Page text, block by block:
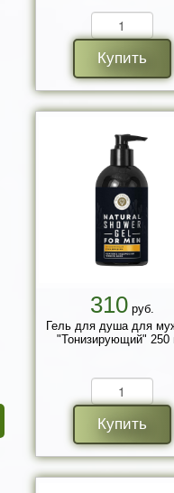
Купить
310руб.
Гель для душа для
"Тонизирующий" 250
Купить